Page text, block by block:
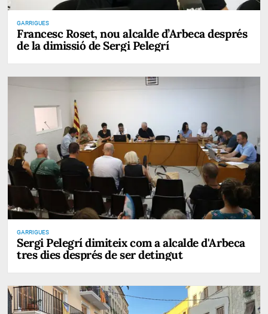
GARRIGUES
Francesc Roset, nou alcalde d’Arbeca després
de la dimissió de Sergi Pelegrí
GARRIGUES
Sergi Pelegrí dimiteix com a alcalde d'Arbeca
tres dies després de ser detingut